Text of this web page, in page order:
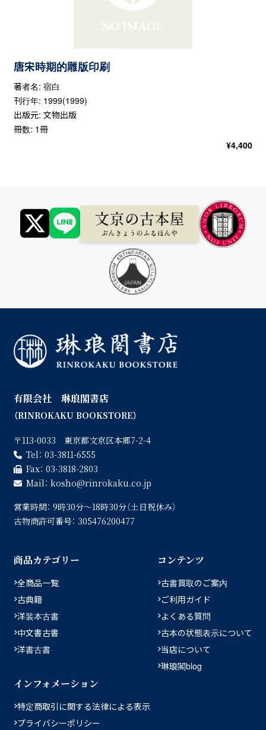
唐宋時期的雕版印刷
著者名: 宿白
刊行年: 1999(1999)
出版元: 文物出版
冊数: 1冊
¥4,400
有限会社 琳琅閣書店
（RINROKAKU BOOKSTORE）
〒113-0033 東京都文京区本郷7-2-4
Tel： 03-3811-6555
Fax： 03-3818-2803
Mail： kosho
rinrokaku.co.jp
営業時間： 9時30分〜18時30分（土日祝休み）
古物商許可番号： 305476200477
商品カテゴリー
全商品一覧
古典籍
洋装本古書
中文書古書
洋書古書
コンテンツ
古書買取のご案内
ご利用ガイド
よくある質問
古本の状態表示について
当店について
琳琅閣blog
インフォメーション
特定商取引に関する法律による表示
プライバシーポリシー